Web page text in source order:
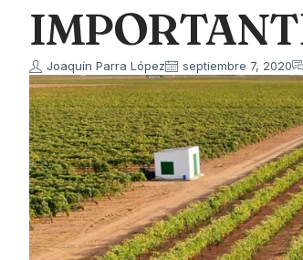
Joaquín Parra López septiembre 7, 2020